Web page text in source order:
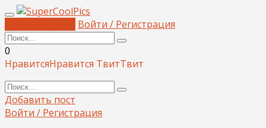
Войти / Регистрация
0
НравитсяНравится ТвитТвит
Добавить пост
Войти / Регистрация